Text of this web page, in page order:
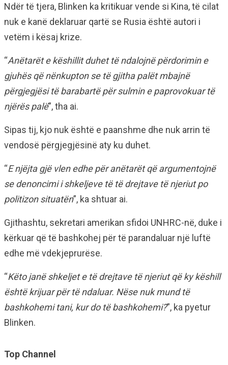
Ndër të tjera, Blinken ka kritikuar vende si Kina, të cilat
nuk e kanë deklaruar qartë se Rusia është autori i
vetëm i kësaj krize.
“Anëtarët e këshillit duhet të ndalojnë përdorimin e
gjuhës që nënkupton se të gjitha palët mbajnë
përgjegjësi të barabartë për sulmin e paprovokuar të
njërës palë”, tha ai.
Sipas tij, kjo nuk është e paanshme dhe nuk arrin të
vendosë përgjegjësinë aty ku duhet.
“E njëjta gjë vlen edhe për anëtarët që argumentojnë
se denoncimi i shkeljeve të të drejtave të njeriut po
politizon situatën”, ka shtuar ai.
Gjithashtu, sekretari amerikan sfidoi UNHRC-në, duke i
kërkuar që të bashkohej për të parandaluar një luftë
edhe më vdekjeprurëse.
“Këto janë shkeljet e të drejtave të njeriut që ky këshill
është krijuar për të ndaluar. Nëse nuk mund të
bashkohemi tani, kur do të bashkohemi?”, ka pyetur
Blinken.
Top Channel